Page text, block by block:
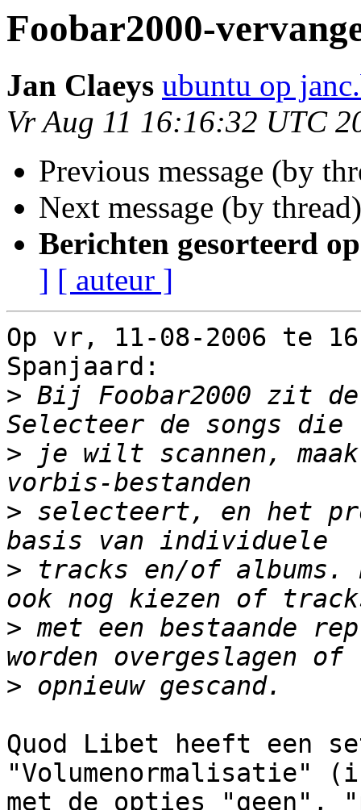
Foobar2000-
Jan Claeys ubuntu op
Vr Aug 11 16:16:32 UTC
Previous message (by
Next message (by
Berichten gesorteerd
] [ auteur ]
Op vr, 11-08-2006 te
Spanjaard:
> Bij Foobar2000 zit de
> je wilt scannen,
> selecteert, en het
> tracks en/of
> met een bestaande
>
Quod Libet heeft een
"Volumenormalisatie"
met de opties "geen",